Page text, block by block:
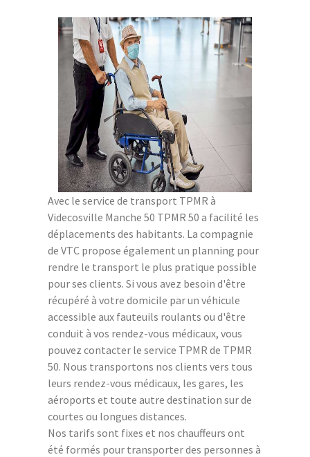
Avec le service de transport TPMR à
Videcosville Manche 50 TPMR 50 a facilité les
déplacements des habitants. La compagnie
de VTC propose également un planning pour
rendre le transport le plus pratique possible
pour ses clients. Si vous avez besoin d'être
récupéré à votre domicile par un véhicule
accessible aux fauteuils roulants ou d'être
conduit à vos rendez-vous médicaux, vous
pouvez contacter le service TPMR de TPMR
50. Nous transportons nos clients vers tous
leurs rendez-vous médicaux, les gares, les
aéroports et toute autre destination sur de
courtes ou longues distances.
Nos tarifs sont fixes et nos chauffeurs ont
été formés pour transporter des personnes à